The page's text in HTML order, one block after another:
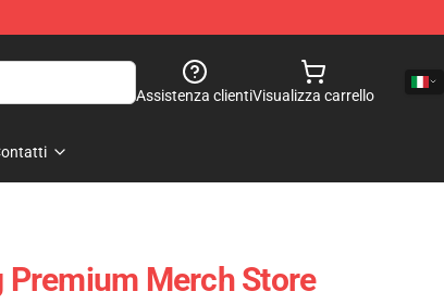
Assistenza clientiVisualizza carrello
Merch Store